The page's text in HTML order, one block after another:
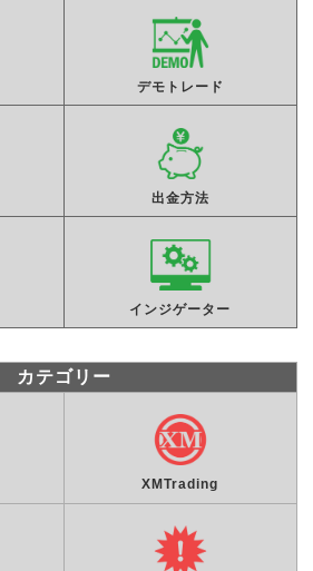
デモトレード
出金方法
インジゲーター
カテゴリー
XMTrading